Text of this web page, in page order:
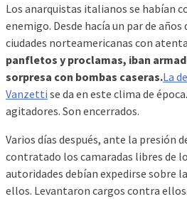
Los anarquistas italianos se habían
enemigo. Desde hacía un par de
ciudades norteamericanas con
panfletos y proclamas, iban
sorpresa con bombas caseras.La
Vanzetti se da en este clima de
agitadores. Son encerrados.
Varios días después, ante la presión
contratado los camaradas libres de
autoridades debían expedirse sobre
ellos. Levantaron cargos contra